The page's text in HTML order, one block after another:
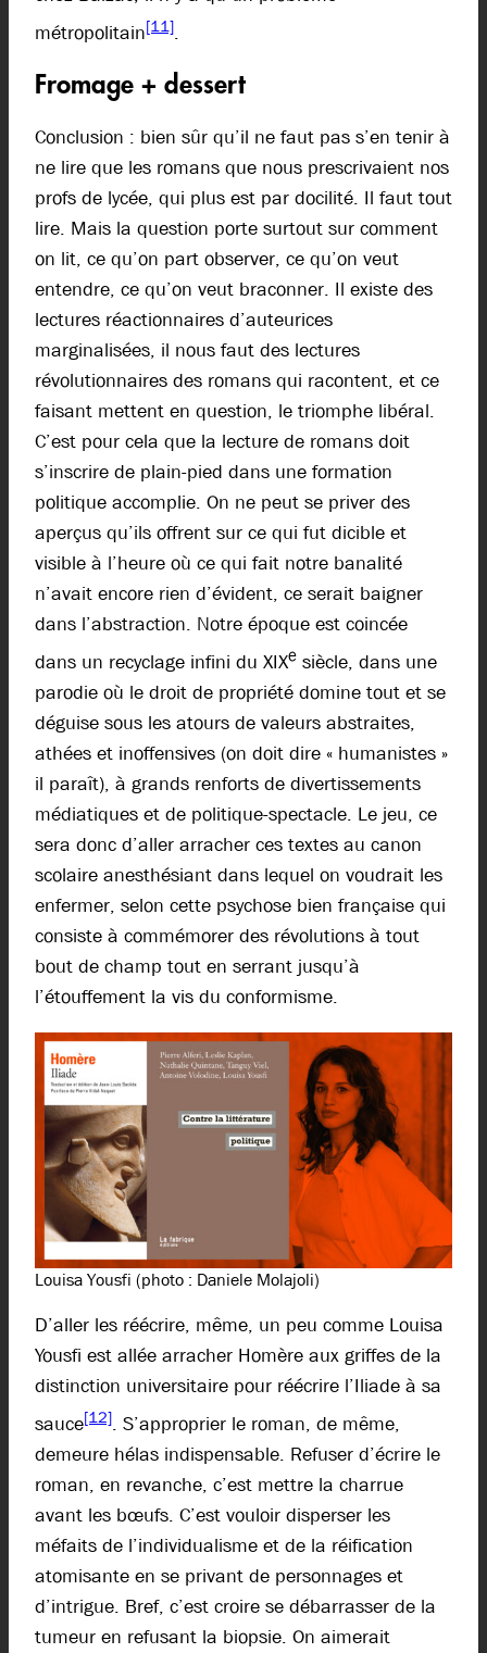
métropolitain[11].
Fromage + dessert
Conclusion : bien sûr qu’il ne faut pas s’en tenir à
ne lire que les romans que nous prescrivaient nos
profs de lycée, qui plus est par docilité. Il faut tout
lire. Mais la question porte surtout sur comment
on lit, ce qu’on part observer, ce qu’on veut
entendre, ce qu’on veut braconner. Il existe des
lectures réactionnaires d’auteurices
marginalisées, il nous faut des lectures
révolutionnaires des romans qui racontent, et ce
faisant mettent en question, le triomphe libéral.
C’est pour cela que la lecture de romans doit
s’inscrire de plain-pied dans une formation
politique accomplie. On ne peut se priver des
aperçus qu’ils offrent sur ce qui fut dicible et
visible à l’heure où ce qui fait notre banalité
n’avait encore rien d’évident, ce serait baigner
dans l’abstraction. Notre époque est coincée
dans un recyclage infini du XIXe siècle, dans une
parodie où le droit de propriété domine tout et se
déguise sous les atours de valeurs abstraites,
athées et inoffensives (on doit dire « humanistes »
il paraît), à grands renforts de divertissements
médiatiques et de politique-spectacle. Le jeu, ce
sera donc d’aller arracher ces textes au canon
scolaire anesthésiant dans lequel on voudrait les
enfermer, selon cette psychose bien française qui
consiste à commémorer des révolutions à tout
bout de champ tout en serrant jusqu’à
l’étouffement la vis du conformisme.
Louisa Yousfi (photo : Daniele Molajoli)
D’aller les réécrire, même, un peu comme Louisa
Yousfi est allée arracher Homère aux griffes de la
distinction universitaire pour réécrire l’Iliade à sa
sauce[12]. S’approprier le roman, de même,
demeure hélas indispensable. Refuser d’écrire le
roman, en revanche, c’est mettre la charrue
avant les bœufs. C’est vouloir disperser les
méfaits de l’individualisme et de la réification
atomisante en se privant de personnages et
d’intrigue. Bref, c’est croire se débarrasser de la
tumeur en refusant la biopsie. On aimerait